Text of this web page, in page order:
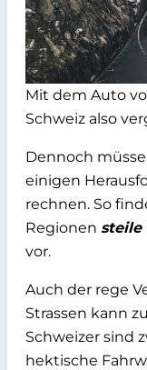
Mit dem Auto
Schweiz also
Dennoch
einigen
rechnen. So
Regionen steile
vor.
Auch der rege
Strassen kann
Schweizer sind
hektische